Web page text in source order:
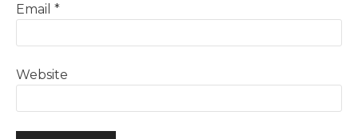
Email *
Website